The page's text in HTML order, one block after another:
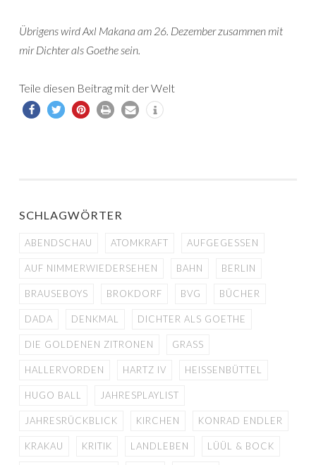
Übrigens wird Axl Makana am 26. Dezember zusammen mit
mir Dichter als Goethe sein.
Teile diesen Beitrag mit der Welt
SCHLAGWÖRTER
ABENDSCHAU ATOMKRAFT AUFGEGESSEN
AUF NIMMERWIEDERSEHEN BAHN BERLIN
BRAUSEBOYS BROKDORF BVG BÜCHER
DADA DENKMAL DICHTER ALS GOETHE
DIE GOLDENEN ZITRONEN GRASS
HALLERVORDEN HARTZ IV HEISSENBÜTTEL
HUGO BALL JAHRESPLAYLIST
JAHRESRÜCKBLICK KIRCHEN KONRAD ENDLER
KRAKAU KRITIK LANDLEBEN LÜÜL & BOCK